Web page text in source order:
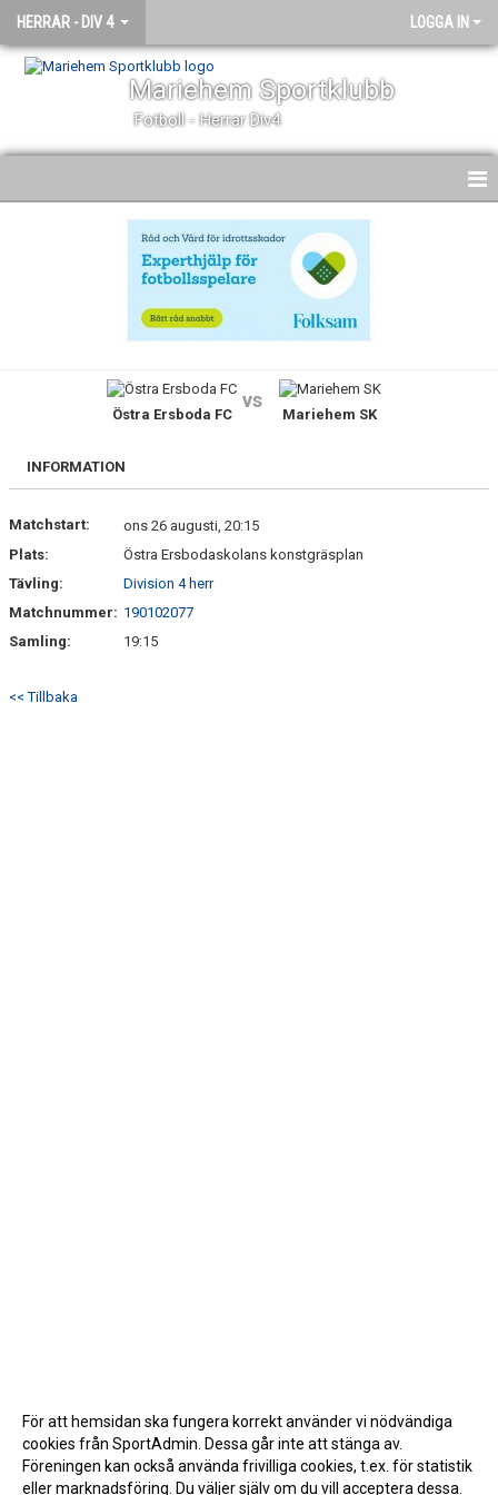
HERRAR - DIV 4 LOGGA IN
Mariehem Sportklubb
Fotboll - Herrar Div4
BILDGALLERI
KONTAKT
Östra Ersboda FC
vs
Mariehem SK
INFORMATION
Matchstart:
ons 26 augusti, 20:15
Plats:
Östra Ersbodaskolans konstgräsplan
Tävling:
Division 4 herr
Matchnummer: 190102077
Samling:
19:15
<< Tillbaka
För att hemsidan ska fungera korrekt använder vi nödvändiga
cookies från SportAdmin. Dessa går inte att stänga av.
Föreningen kan också använda frivilliga cookies, t.ex. för statistik
eller marknadsföring. Du väljer själv om du vill acceptera dessa.